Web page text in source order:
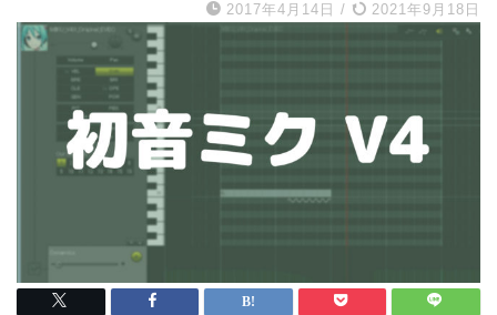
2017年4月14日 / 2021年9月18日